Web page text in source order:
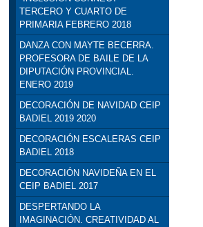
TERCERO Y CUARTO DE
PRIMARIA FEBRERO 2018
DANZA CON MAYTE BECERRA.
PROFESORA DE BAILE DE LA
DIPUTACIÓN PROVINCIAL.
ENERO 2019
DECORACIÓN DE NAVIDAD CEIP
BADIEL 2019 2020
DECORACIÓN ESCALERAS CEIP
BADIEL 2018
DECORACIÓN NAVIDEÑA EN EL
CEIP BADIEL 2017
DESPERTANDO LA
IMAGINACIÓN. CREATIVIDAD AL